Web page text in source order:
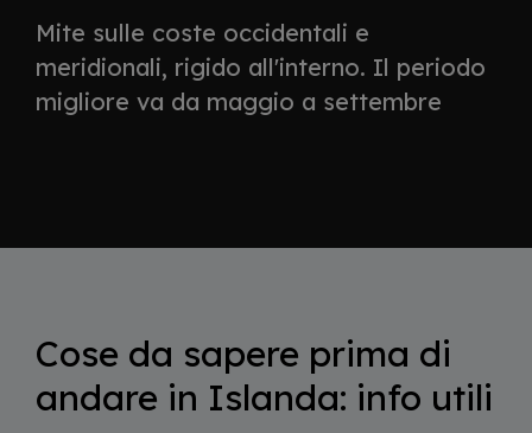
Mite sulle coste occidentali e
meridionali, rigido all'interno. Il periodo
migliore va da maggio a settembre
Cose da sapere prima di
andare in Islanda: info utili